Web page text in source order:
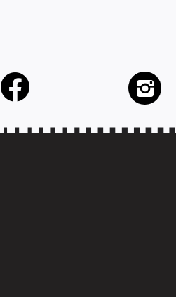
facebook